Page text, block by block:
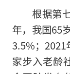
根据第
年，我国65
3.5%；
家步入老龄